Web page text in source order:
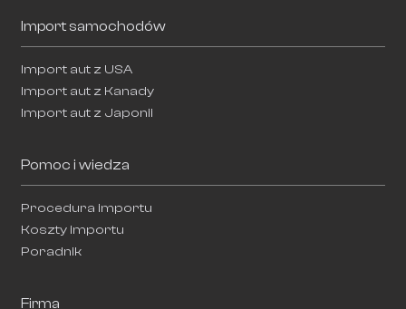
Import samochodów
Import aut z USA
Import aut z Kanady
Import aut z Japonii
Pomoc i wiedza
Procedura importu
Koszty importu
Poradnik
Firma